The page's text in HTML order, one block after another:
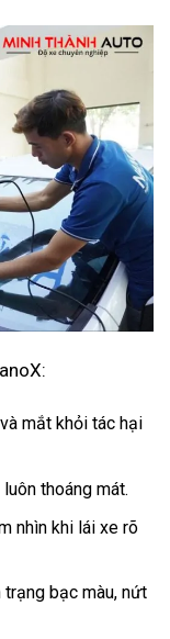
mắt khỏi tác hại
thoáng mát.
nhìn khi lái xe rõ
bạc màu, nứt